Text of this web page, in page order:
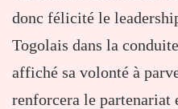
donc félicité le
Togolais dans la
affiché sa volonté à
renforcera le partenariat